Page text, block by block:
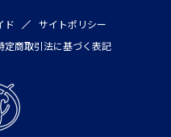
ド
サイトポリシー
定商取引法に基づく表記